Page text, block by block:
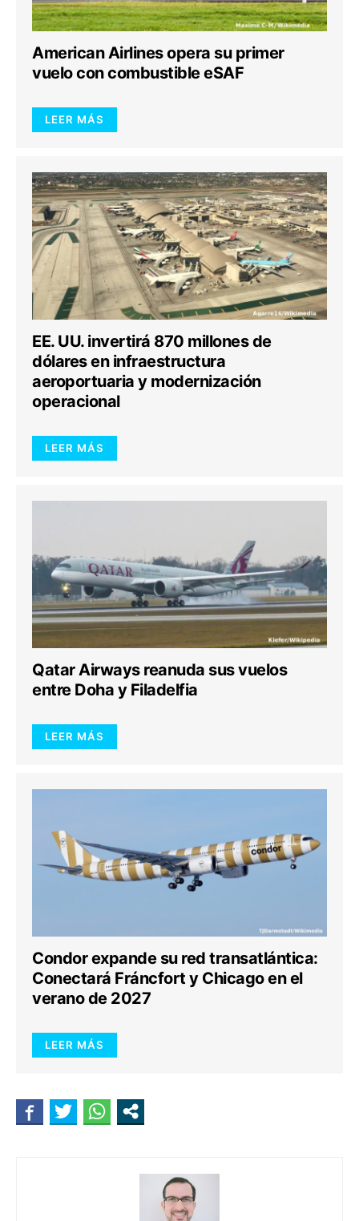
American Airlines opera su primer
vuelo con combustible eSAF
LEER MÁS
EE. UU. invertirá 870 millones de
dólares en infraestructura
aeroportuaria y modernización
operacional
LEER MÁS
Qatar Airways reanuda sus vuelos
entre Doha y Filadelfia
LEER MÁS
Condor expande su red transatlántica:
Conectará Fráncfort y Chicago en el
verano de 2027
LEER MÁS